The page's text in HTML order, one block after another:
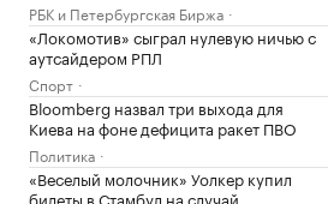
РБК и Петербургская Биржа
«Локомотив» сыграл нулевую ничью с
аутсайдером РПЛ
Спорт
Bloomberg назвал три выхода для
Киева на фоне дефицита ракет ПВО
Политика
«Веселый молочник» Уолкер купил
билеты в Стамбул на случай